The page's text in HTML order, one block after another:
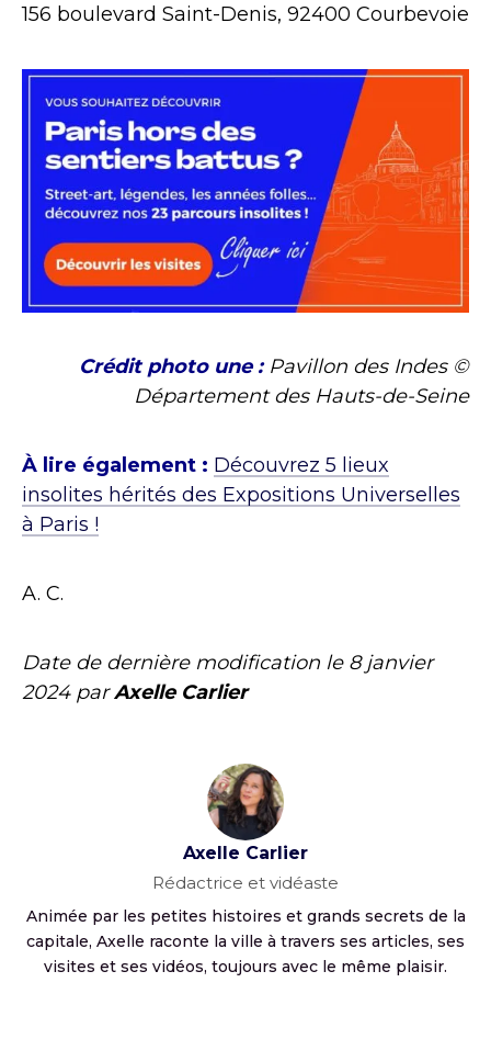
156 boulevard Saint-Denis, 92400 Courbevoie
Crédit photo une : Pavillon des Indes ©
Département des Hauts-de-Seine
À lire également : Découvrez 5 lieux
insolites hérités des Expositions Universelles
à Paris !
A. C.
Date de dernière modification le 8 janvier
2024 parAxelle Carlier
Axelle Carlier
Rédactrice et vidéaste
Animée par les petites histoires et grands secrets de la
capitale, Axelle raconte la ville à travers ses articles, ses
visites et ses vidéos, toujours avec le même plaisir.